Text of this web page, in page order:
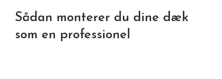
Sådan monterer du dine dæk
som en professionel